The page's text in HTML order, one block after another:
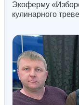
Экоферму
кулинарного